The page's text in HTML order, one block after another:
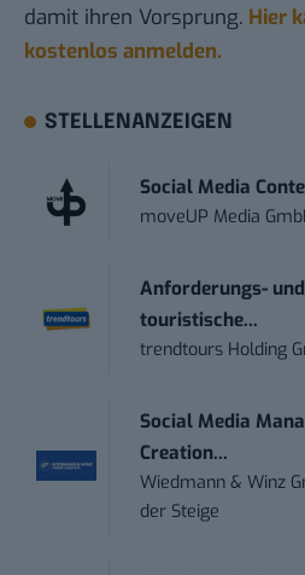
damit ihren Vorsprung. Hier
kostenlos anmelden.
STELLENANZEIGEN
Social Media
moveUP Media
Anforderungs-
touristische...
trendtours Holding
Social Media
Creation...
Wiedmann & Winz
der Steige